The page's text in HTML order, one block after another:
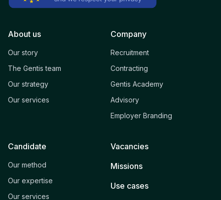
About us
Our story
The Gentis team
Our strategy
Our services
Company
Recruitment
Contracting
Gentis Academy
Advisory
Employer Branding
Candidate
Our method
Our expertise
Our services
Vacancies
Missions
Use cases